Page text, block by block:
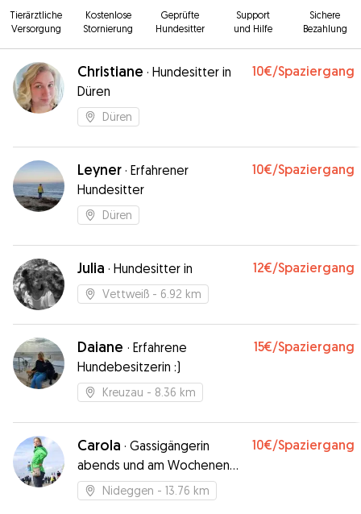
Tierärztliche
Versorgung
Kostenlose
Stornierung
Geprüfte
Hundesitter
Support
und Hilfe
Sichere
Bezahlung
Christiane · Hundesitter in
Düren
10€/Spaziergang
Düren
Leyner · Erfahrener
Hundesitter
10€/Spaziergang
Düren
Julia · Hundesitter in 12€/Spaziergang
Vettweiß - 6.92 km
Daiane · Erfahrene
Hundebesitzerin :)
15€/Spaziergang
Kreuzau - 8.36 km
Carola · Gassigängerin
abends und am Wochenende
in und um Nideggen-Schmidt
10€/Spaziergang
Nideggen - 13.76 km